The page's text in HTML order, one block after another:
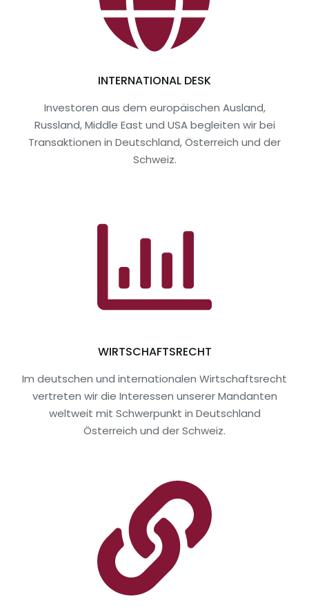
INTERNATIONAL DESK
Investoren aus dem europäischen Ausland,
Russland, Middle East und USA begleiten wir bei
Transaktionen in Deutschland, Österreich und der
Schweiz.
WIRTSCHAFTSRECHT
Im deutschen und internationalen Wirtschaftsrecht
vertreten wir die Interessen unserer Mandanten
weltweit mit Schwerpunkt in Deutschland
Österreich und der Schweiz.